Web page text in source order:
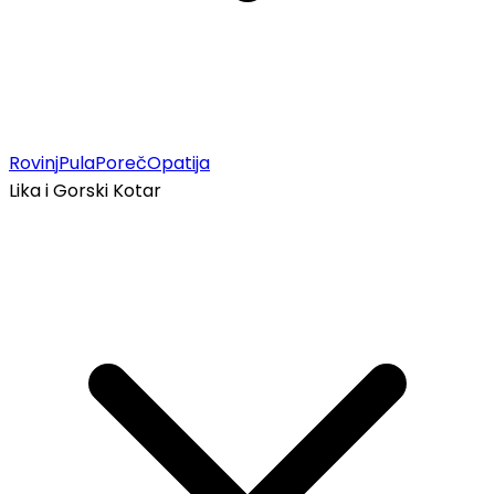
RovinjPulaPorečOpatija
Lika i Gorski Kotar